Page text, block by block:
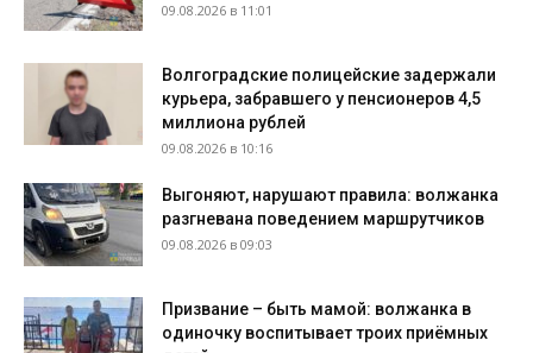
09.08.2026 в 11:01
Волгоградские полицейские задержали
курьера, забравшего у пенсионеров 4,5
миллиона рублей
09.08.2026 в 10:16
Выгоняют, нарушают правила: волжанка
разгневана поведением маршрутчиков
09.08.2026 в 09:03
Призвание – быть мамой: волжанка в
одиночку воспитывает троих приёмных